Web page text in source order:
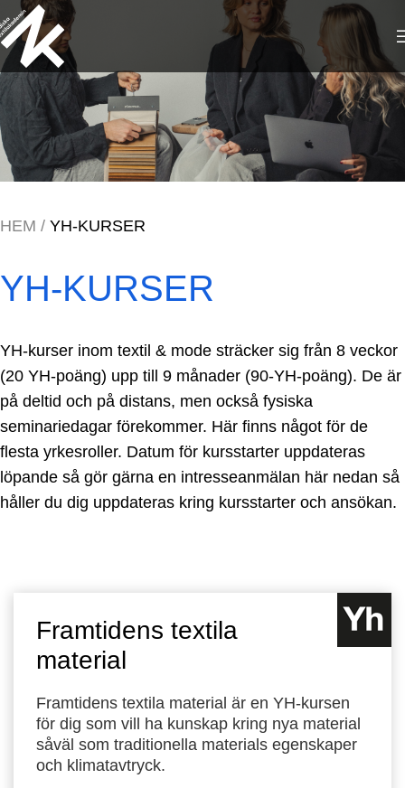
HEM / YH-KURSER
YH-KURSER
YH-kurser inom textil & mode sträcker sig från 8 veckor
(20 YH-poäng) upp till 9 månader (90-YH-poäng). De är
på deltid och på distans, men också fysiska
seminariedagar förekommer. Här finns något för de
flesta yrkesroller. Datum för kursstarter uppdateras
löpande så gör gärna en intresseanmälan här nedan så
håller du dig uppdateras kring kursstarter och ansökan.
Framtidens textila
material
Framtidens textila material är en YH-kursen
för dig som vill ha kunskap kring nya material
såväl som traditionella materials egenskaper
och klimatavtryck.